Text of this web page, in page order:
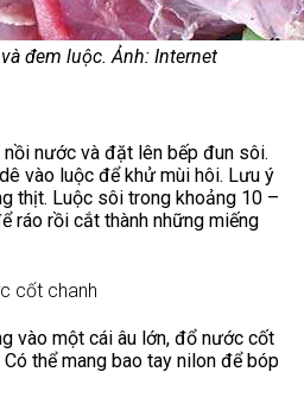
đem luộc. Ảnh: Internet
nước và đặt lên bếp đun sôi.
vào luộc để khử mùi hôi. Lưu ý
thịt. Luộc sôi trong khoảng 10 –
ráo rồi cắt thành những miếng
cốt chanh
vào một cái âu lớn, đổ nước cốt
thể mang bao tay nilon để bóp